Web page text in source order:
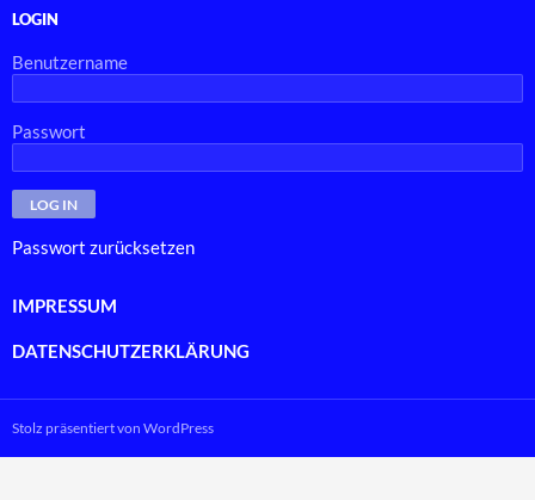
LOGIN
Benutzername
Passwort
Passwort zurücksetzen
IMPRESSUM
DATENSCHUTZERKLÄRUNG
Stolz präsentiert von WordPress